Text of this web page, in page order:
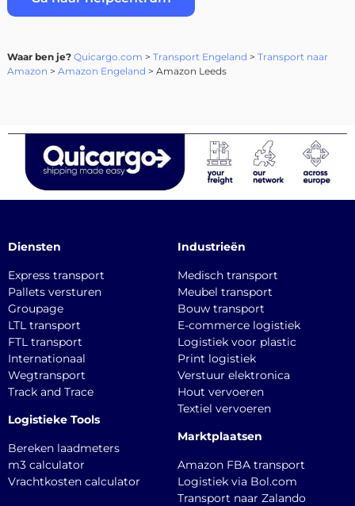
Waar ben je? Quicargo.com > Transport Engeland > Transport naar
Amazon > Amazon Engeland > Amazon Leeds
Diensten
Express transport
Pallets versturen
Groupage
LTL transport
FTL transport
Internationaal
Wegtransport
Track and Trace
Logistieke Tools
Bereken laadmeters
m3 calculator
Vrachtkosten calculator
Industrieën
Medisch transport
Meubel transport
Bouw transport
E-commerce logistiek
Logistiek voor plastic
Print logistiek
Verstuur elektronica
Hout vervoeren
Textiel vervoeren
Marktplaatsen
Amazon FBA transport
Logistiek via Bol.com
Transport naar Zalando